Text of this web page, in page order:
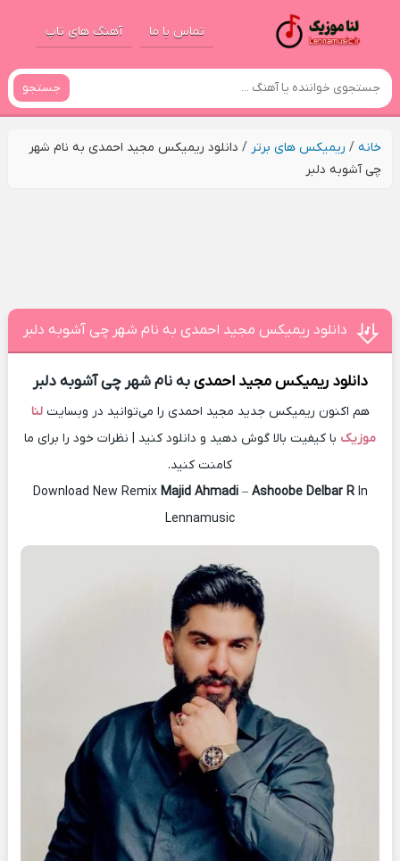
تماس با ما آهنگ های تاپ
جستجو
خانه/ ریمیکس های برتر / دانلود ریمیکس مجید احمدی به نام شهر
چی آشوبه دلبر
دانلود ریمیکس مجید احمدی به نام شهر چی آشوبه دلبر
دانلود ریمیکس مجید احمدیبه نام شهر چی آشوبه دلبر
هم اکنون ریمیکس جدید مجید احمدی را می‌توانید در وبسایتلنا
موزیک با کیفیت بالا گوش دهید و دانلود کنید | نظرات خود را برای ما
کامنت کنید.
Download New Remix Majid Ahmadi– Ashoobe Delbar RIn
Lennamusic